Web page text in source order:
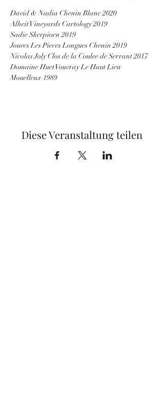
David & Nadia Chenin Blanc 2020
Alheit Vineyards Cartology 2019
Sadie Skerpioen 2019
Jouves Les Pieces Longues Chenin 2019
Nicolas Joly Clos de la Coulee de Serrant 2017
Domaine Huet Vouvray Le Haut Lieu
Mouelleux 1989
Diese Veranstaltung teilen